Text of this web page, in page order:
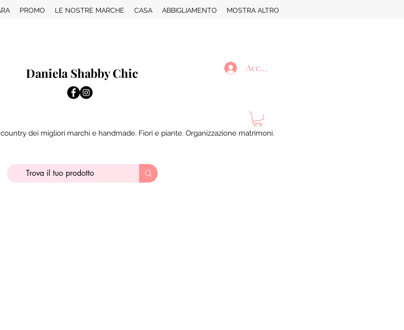
PROMO LE NOSTRE MARCHE CASA ABBIGLIAMENTO MOSTRA ALTRO
Daniela Shabby Chic Accedi
dei migliori marchi e handmade. Fiori e piante. Organizzazione matrimoni.